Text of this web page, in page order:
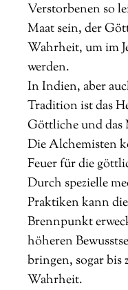
Verstorbenen so
Maat sein, der
Wahrheit, um im
werden.
In Indien, aber
Tradition ist das
Göttliche und das
Die Alchemisten
Feuer für die
Durch spezielle
Praktiken kann
Brennpunkt
höheren
bringen, sogar bis
Wahrheit.